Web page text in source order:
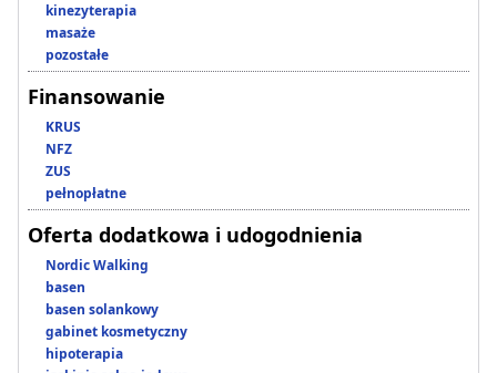
kinezyterapia
masaże
pozostałe
Finansowanie
KRUS
NFZ
ZUS
pełnopłatne
Oferta dodatkowa i udogodnienia
Nordic Walking
basen
basen solankowy
gabinet kosmetyczny
hipoterapia